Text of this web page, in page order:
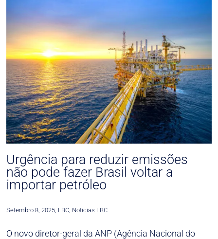
Urgência para reduzir emissões
não pode fazer Brasil voltar a
importar petróleo
Setembro 8, 2025, LBC, Noticias LBC
O novo diretor-geral da ANP (Agência Nacional do